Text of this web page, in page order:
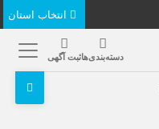
دسته‌بندی‌هاثبت آگهی